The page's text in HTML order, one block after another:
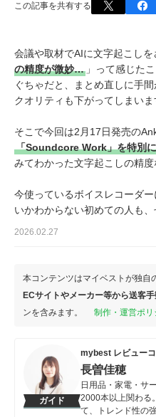
この記事を共有する
会議や取材でAIに文字起こし
の精度が微妙… 」って感じた
ぐちゃだと、まとめ直しに手
クオリティも下がってしまいま
そこで今回は2月17日発売の
「Soundcore Work」を特別
みてわかった文字起こしの精
今使っているボイスレコーダ
いかわからない初めての人も、
2026.02.27
本コンテンツはマイベストが独自
ECサイトやメーカー等から送客
ンを含みます。
制作・運営ポリ
ガイド
mybest レビュー
長曽佳穂
日用品・家電・サ
2000本以上関わる
て、トレンド性の